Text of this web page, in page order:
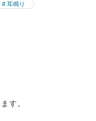
耳鳴り
す。